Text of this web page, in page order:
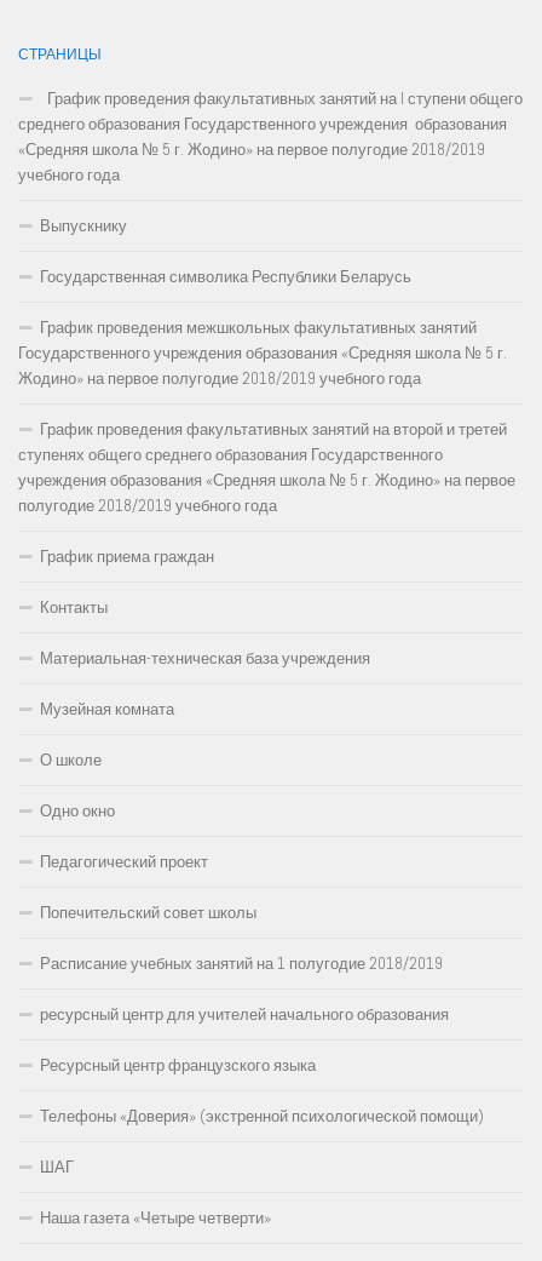
СТРАНИЦЫ
График проведения факультативных занятий на I ступени общего
среднего образования Государственного учреждения образования
«Средняя школа № 5 г. Жодино» на первое полугодие 2018/2019
учебного года
Выпускнику
Государственная символика Республики Беларусь
График проведения межшкольных факультативных занятий
Государственного учреждения образования «Средняя школа № 5 г.
Жодино» на первое полугодие 2018/2019 учебного года
График проведения факультативных занятий на второй и третей
ступенях общего среднего образования Государственного
учреждения образования «Средняя школа № 5 г. Жодино» на первое
полугодие 2018/2019 учебного года
График приема граждан
Контакты
Материальная-техническая база учреждения
Музейная комната
О школе
Одно окно
Педагогический проект
Попечительский совет школы
Расписание учебных занятий на 1 полугодие 2018/2019
ресурсный центр для учителей начального образования
Ресурсный центр французского языка
Телефоны «Доверия» (экстренной психологической помощи)
ШАГ
Наша газета «Четыре четверти»